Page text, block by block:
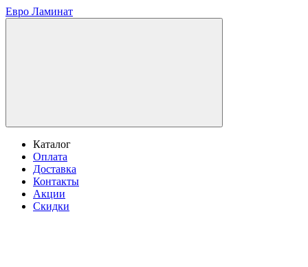
Евро Ламинат
Каталог
Оплата
Доставка
Контакты
Акции
Скидки